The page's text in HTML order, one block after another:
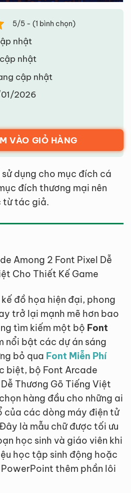
5/5 - (1 bình chọn)
nhật
nhật
cập nhật
2026
VÀO GIỎ HÀNG
dụng cho mục đích cá
đích thương mại nên
từ tác giả.
Among 2 Font Pixel Dễ
Cho Thiết Kế Game
đồ họa hiện đại, phong
trở lại mạnh mẽ hơn bao
tìm kiếm một bộ Font
nổi bật các dự án sáng
bỏ qua Font Miễn Phí
biệt, bộ Font Arcade
Thương Gõ Tiếng Việt
hàng đầu cho những ai
của các dòng máy điện tử
là mẫu chữ được tối ưu
học sinh và giáo viên khi
học tập sinh động hoặc
thêm phần lôi